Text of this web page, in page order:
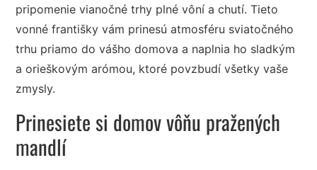
pripomenie vianočné trhy plné vôní a chutí. Tieto
vonné františky vám prinesú atmosféru sviatočného
trhu priamo do vášho domova a naplnia ho sladkým
a orieškovým arómou, ktoré povzbudí všetky vaše
zmysly.
Prinesiete si domov vôňu pražených
mandlí